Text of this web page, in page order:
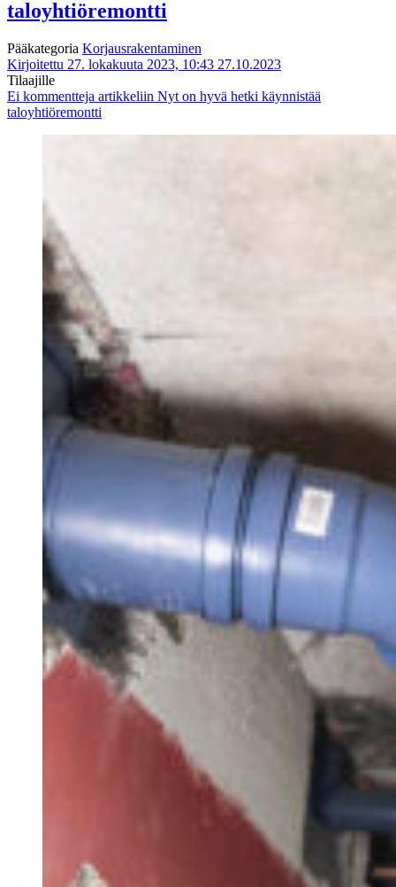
taloyhtiöremontti
Pääkategoria Korjausrakentaminen
Kirjoitettu 27. lokakuuta 2023, 10:43 27.10.2023
Tilaajille
Ei kommentteja artikkeliin Nyt on hyvä hetki käynnistää
taloyhtiöremontti